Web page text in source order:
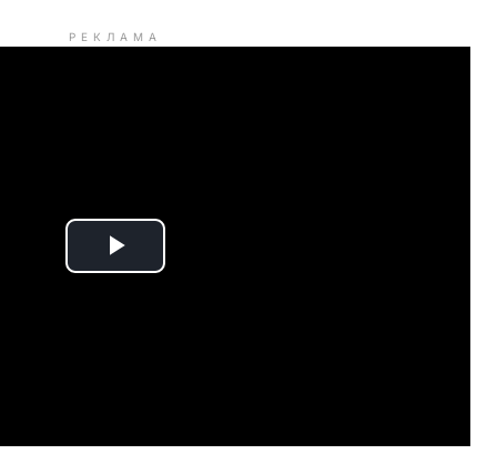
РЕКЛАМА
P